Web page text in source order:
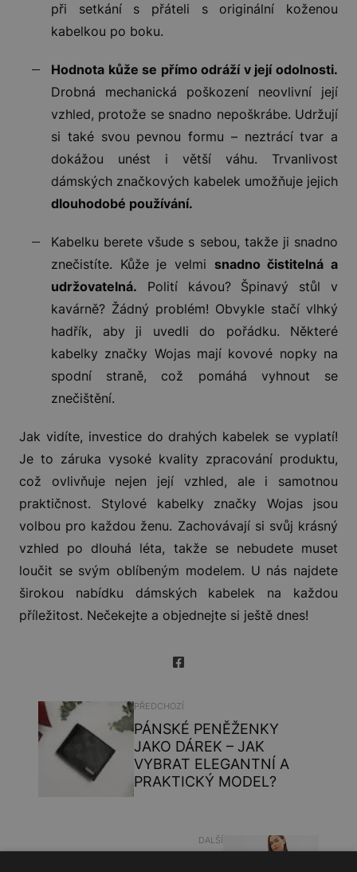
při setkání s přáteli s originální koženou
kabelkou po boku.
Hodnota kůže se přímo odráží v její odolnosti.
Drobná mechanická poškození neovlivní její
vzhled, protože se snadno nepoškrábe. Udržují
si také svou pevnou formu – neztrácí tvar a
dokážou unést i větší váhu. Trvanlivost
dámských značkových kabelek umožňuje jejich
dlouhodobé používání.
Kabelku berete všude s sebou, takže ji snadno
znečistíte. Kůže je velmi snadno čistitelná a
udržovatelná. Polití kávou? Špinavý stůl v
kavárně? Žádný problém! Obvykle stačí vlhký
hadřík, aby ji uvedli do pořádku. Některé
kabelky značky Wojas mají kovové nopky na
spodní straně, což pomáhá vyhnout se
znečištění.
Jak vidíte, investice do drahých kabelek se vyplatí!
Je to záruka vysoké kvality zpracování produktu,
což ovlivňuje nejen její vzhled, ale i samotnou
praktičnost. Stylové kabelky značky Wojas jsou
volbou pro každou ženu. Zachovávají si svůj krásný
vzhled po dlouhá léta, takže se nebudete muset
loučit se svým oblíbeným modelem. U nás najdete
širokou nabídku dámských kabelek na každou
příležitost. Nečekejte a objednejte si ještě dnes!
PŘEDCHOZÍ
PÁNSKÉ PENĚŽENKY
JAKO DÁREK – JAK
VYBRAT ELEGANTNÍ A
PRAKTICKÝ MODEL?
DALŠÍ